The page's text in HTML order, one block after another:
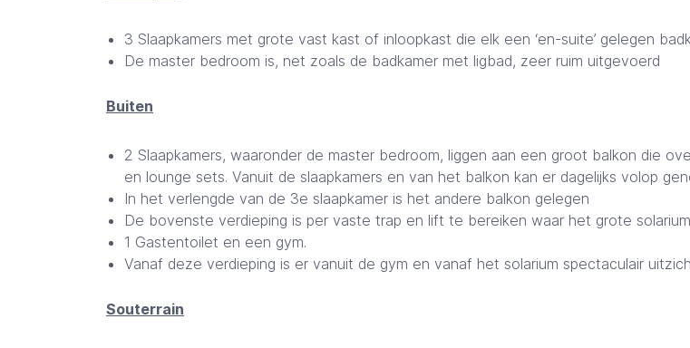
3 Slaapkamers met grote vast kast of inloopkast die elk een ‘en-suite’ gelegen
De master bedroom is, net zoals de badkamer met ligbad, zeer ruim uitgevoerd
Buiten
2 Slaapkamers, waaronder de master bedroom, liggen aan een groot balkon die
en lounge sets. Vanuit de slaapkamers en van het balkon kan er dagelijks volop
In het verlengde van de 3e slaapkamer is het andere balkon gelegen
De bovenste verdieping is per vaste trap en lift te bereiken waar het grote
1 Gastentoilet en een gym.
Vanaf deze verdieping is er vanuit de gym en vanaf het solarium spectaculair
Souterrain